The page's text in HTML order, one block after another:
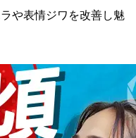
や表情ジワを改善し魅